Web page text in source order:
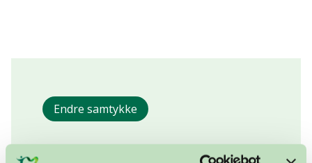
Endre samtykke